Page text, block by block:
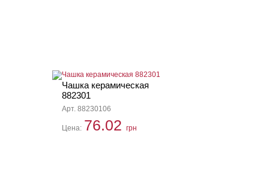
Чашка керамическая
882301
Арт. 88230106
Цена: 76.02 грн